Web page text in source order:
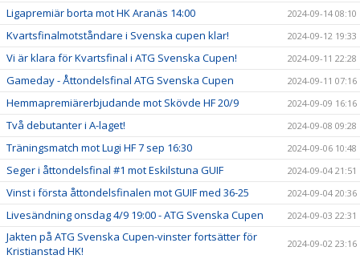
Ligapremiär borta mot HK Aranäs 14:00 2024-09-14 08:10
Kvartsfinalmotståndare i Svenska cupen klar! 2024-09-12 19:33
Vi är klara för Kvartsfinal i ATG Svenska Cupen! 2024-09-11 22:28
Gameday - Åttondelsfinal ATG Svenska Cupen 2024-09-11 07:16
Hemmapremiärerbjudande mot Skövde HF 20/9 2024-09-09 16:16
Två debutanter i A-laget! 2024-09-08 09:28
Träningsmatch mot Lugi HF 7 sep 16:30 2024-09-06 10:48
Seger i åttondelsfinal #1 mot Eskilstuna GUIF 2024-09-04 21:51
Vinst i första åttondelsfinalen mot GUIF med 36-25 2024-09-04 20:36
Livesändning onsdag 4/9 19:00 - ATG Svenska Cupen 2024-09-03 22:31
Jakten på ATG Svenska Cupen-vinster fortsätter för
Kristianstad HK!
2024-09-02 23:16